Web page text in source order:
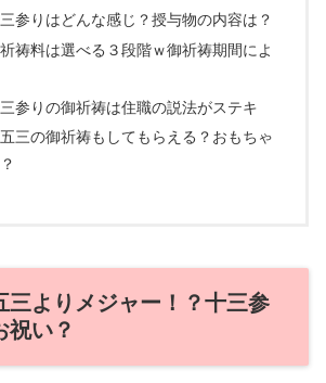
参りはどんな感じ？授与物の内容は？
祷料は選べる３段階ｗ御祈祷期間によ
参りの御祈祷は住職の説法がステキ
三の御祈祷もしてもらえる？おもちゃ
三よりメジャー！？十三参
祝い？